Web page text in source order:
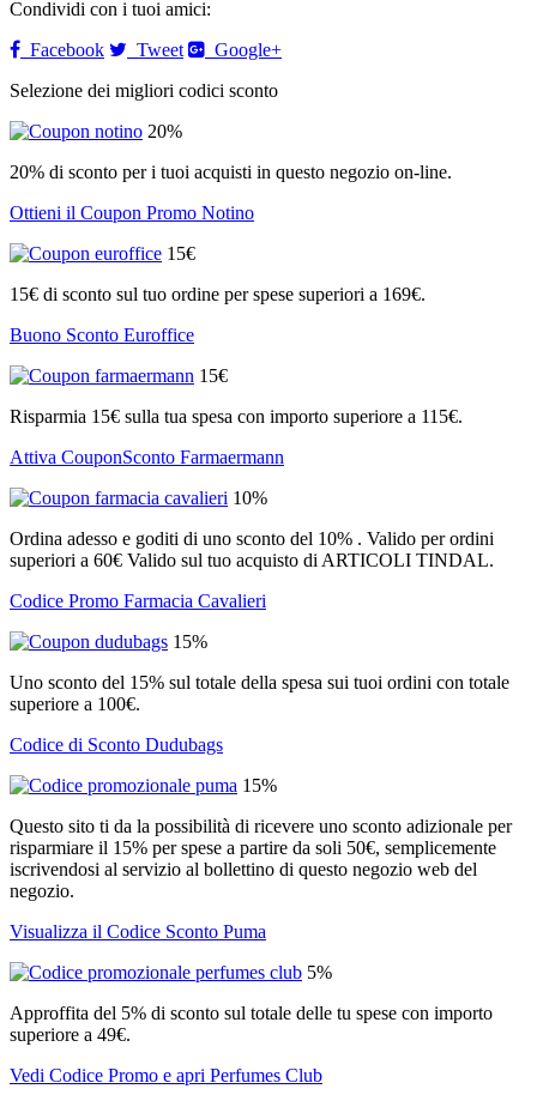
Condividi con i tuoi amici:
Facebook
Tweet
Google+
Selezione dei migliori codici sconto
20%
20% di sconto per i tuoi acquisti in questo negozio on-line.
Ottieni il Coupon Promo Notino
15€
15€ di sconto sul tuo ordine per spese superiori a 169€.
Buono Sconto Euroffice
15€
Risparmia 15€ sulla tua spesa con importo superiore a 115€.
Attiva CouponSconto Farmaermann
10%
Ordina adesso e goditi di uno sconto del 10% . Valido per ordini
superiori a 60€ Valido sul tuo acquisto di ARTICOLI TINDAL.
Codice Promo Farmacia Cavalieri
15%
Uno sconto del 15% sul totale della spesa sui tuoi ordini con totale
superiore a 100€.
Codice di Sconto Dudubags
15%
Questo sito ti da la possibilità di ricevere uno sconto adizionale per
risparmiare il 15% per spese a partire da soli 50€, semplicemente
iscrivendosi al servizio al bollettino di questo negozio web del
negozio.
Visualizza il Codice Sconto Puma
5%
Approffita del 5% di sconto sul totale delle tu spese con importo
superiore a 49€.
Vedi Codice Promo e apri Perfumes Club